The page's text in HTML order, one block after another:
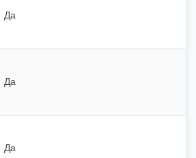
Да
Да
Да